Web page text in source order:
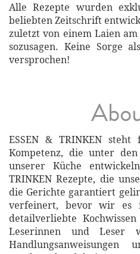
Alle Rezepte wurden
beliebten Zeitschrift
zuletzt von einem Laien
sozusagen. Keine Sorge
versprochen!
ESSEN & TRINKEN
Kompetenz, die unter
unserer Küche
TRINKEN Rezepte, die
die Gerichte garantiert
verfeinert, bevor wir es
detailverliebte
Leserinnen und Leser